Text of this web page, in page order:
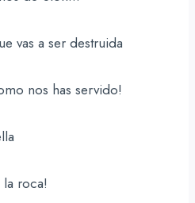
vas a ser destruida
nos has servido!
la roca!